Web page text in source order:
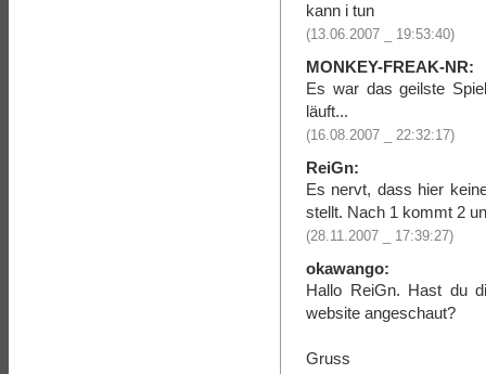
kann i tun
(13.06.2007 _ 19:53:40)
MONKEY-FREAK-NR:
Es war das geilste
läuft...
(16.08.2007 _ 22:32:17)
ReiGn:
Es nervt, dass hier
stellt. Nach 1 kommt 2
(28.11.2007 _ 17:39:27)
okawango:
Hallo ReiGn. Hast du
website angeschaut?
Gruss